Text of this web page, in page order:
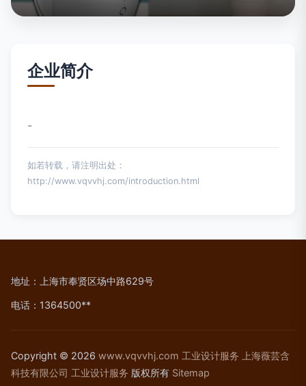
企业简介
-
如若转载，请注明出处：
http://www.vqvvhj.com/introduction.html
地址：上海市奉贤区场中路629号
电话：1364500**
Copyright © 2026 www.vqvvhj.com 工业设计服务
上海薇芸含
科技有限公司 工业设计服务 版权所有 Sitemap